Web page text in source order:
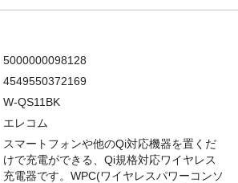
5000000098128
4549550372169
W-QS11BK
エレコム
スマートフォンや他のQi対応機器を置くだ
けで充電ができる、Qi規格対応ワイヤレス
充電器です。WPC(ワイヤレスパワーコンソ